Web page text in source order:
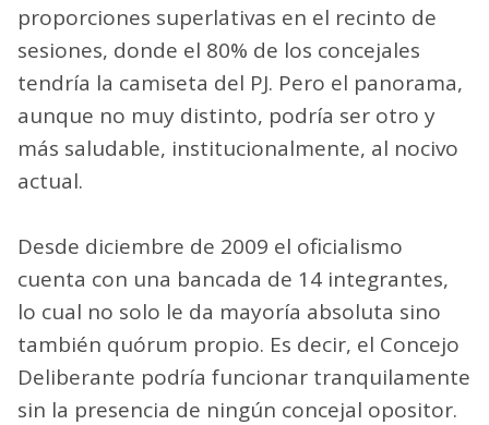
proporciones superlativas en el recinto de
sesiones, donde el 80% de los concejales
tendría la camiseta del PJ. Pero el panorama,
aunque no muy distinto, podría ser otro y
más saludable, institucionalmente, al nocivo
actual.
Desde diciembre de 2009 el oficialismo
cuenta con una bancada de 14 integrantes,
lo cual no solo le da mayoría absoluta sino
también quórum propio. Es decir, el Concejo
Deliberante podría funcionar tranquilamente
sin la presencia de ningún concejal opositor.